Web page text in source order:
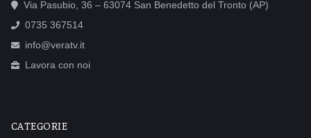
Via Pasubio, 36 – 63074 San Benedetto del Tronto (AP)
0735 367514
info@veratv.it
Lavora con noi
CATEGORIE